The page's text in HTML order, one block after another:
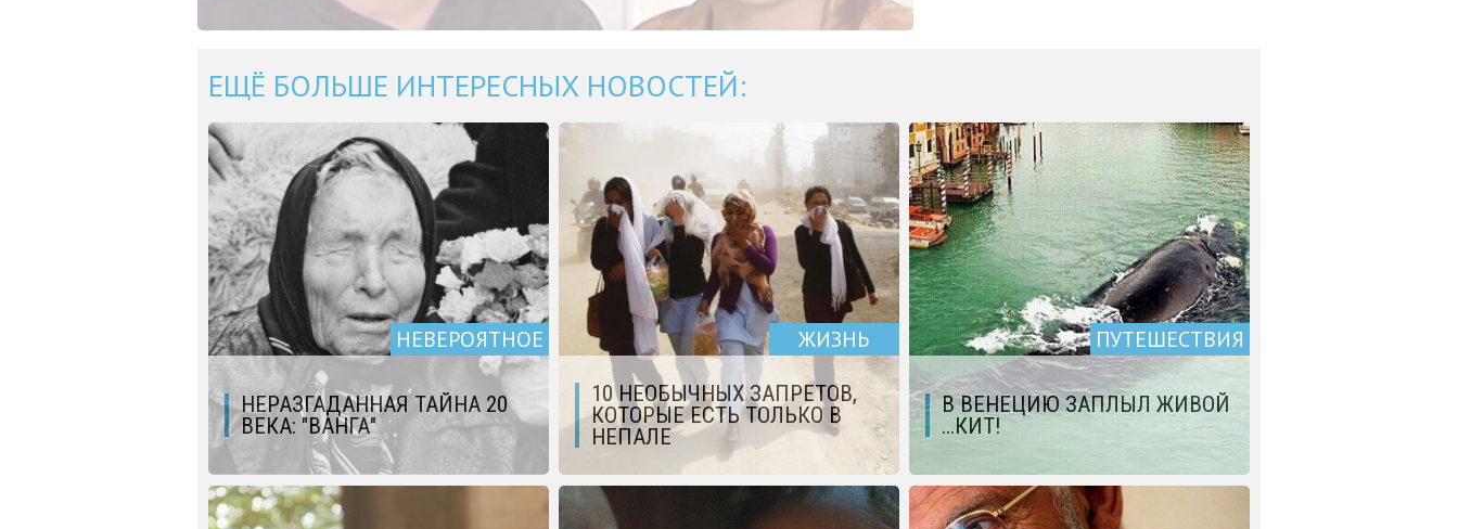
ЕЩЁ БОЛЬШЕ ИНТЕРЕСНЫХ НОВОСТЕЙ:
НЕВЕРОЯТНОЕ
НЕРАЗГАДАННАЯ ТАЙНА 20
ВЕКА: "ВАНГА"
ЖИЗНЬ
10 НЕОБЫЧНЫХ ЗАПРЕТОВ,
КОТОРЫЕ ЕСТЬ ТОЛЬКО В
НЕПАЛЕ
ПУТЕШЕСТВИЯ
В ВЕНЕЦИЮ ЗАПЛЫЛ ЖИВОЙ
...КИТ!